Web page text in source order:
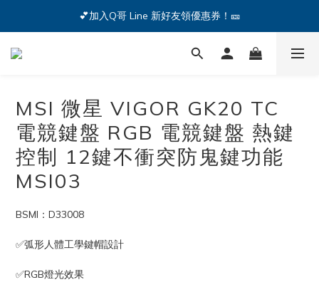
🔥iPhone 17 全系列熱銷中🔥點我購買 — !
💕加入Q哥 Line 新好友領優惠券！🎫
🔥iPhone 17 全系列熱銷中🔥點我購買 — !
MSI 微星 VIGOR GK20 TC
電競鍵盤 RGB 電競鍵盤 熱鍵
控制 12鍵不衝突防鬼鍵功能
MSI03
BSMI：D33008
✅弧形人體工學鍵帽設計
✅RGB燈光效果